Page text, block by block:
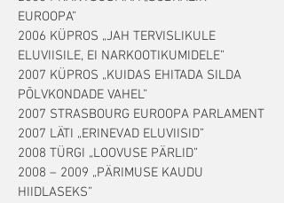
EUROOPA”
2006 KÜPROS „JAH TERVISLIKULE
ELUVIISILE, EI NARKOOTIKUMIDELE”
2007 KÜPROS „KUIDAS EHITADA SILDA
PÕLVKONDADE VAHEL”
2007 STRASBOURG EUROOPA PARLAMENT
2007 LÄTI „ERINEVAD ELUVIISID”
2008 TÜRGI „LOOVUSE PÄRLID”
2008 – 2009 „PÄRIMUSE KAUDU
HIIDLASEKS”